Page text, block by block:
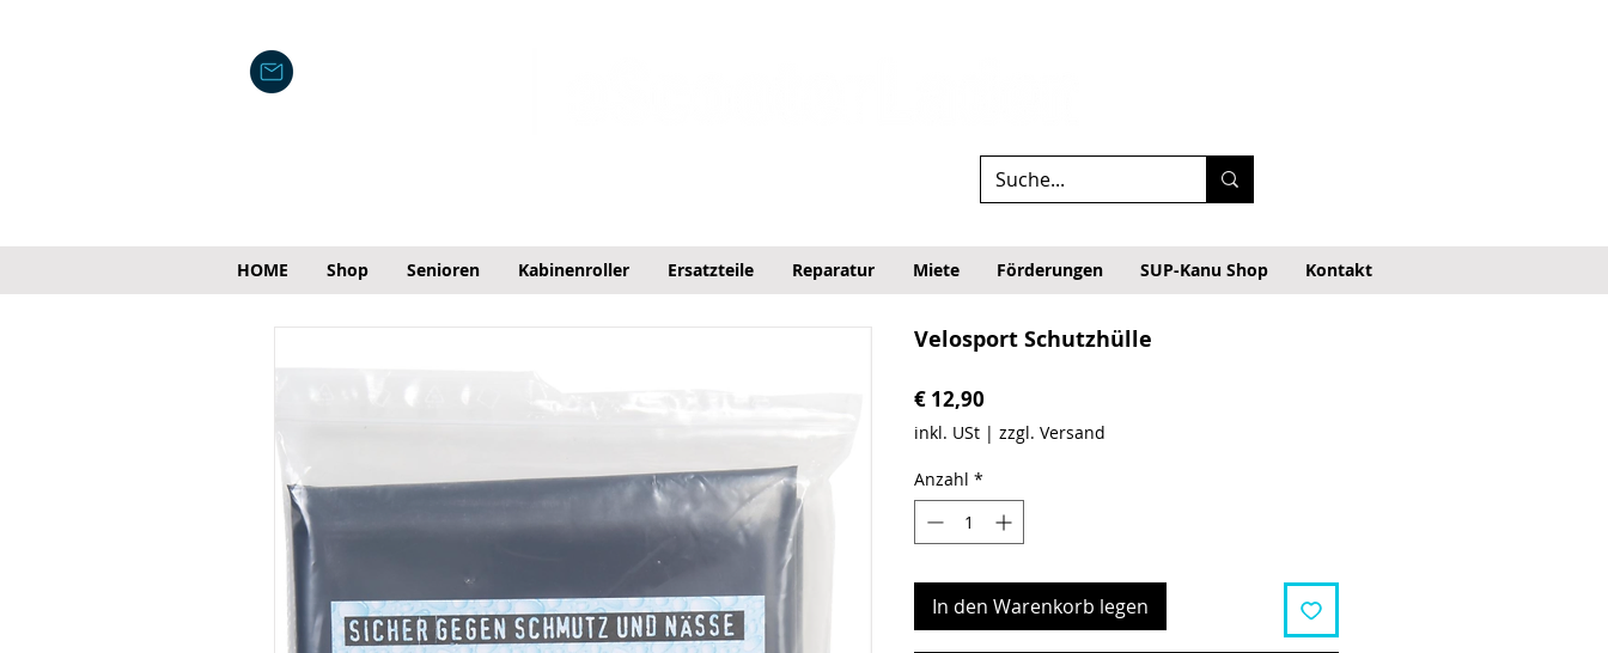
HOME Shop Senioren Kabinenroller Ersatzteile Reparatur Miete Förderungen SUP-Kanu Shop Kontakt
Velosport Schutzhülle
€ 12,90Preis
inkl. USt| zzgl. Versand
Anzahl *
In den Warenkorb legen